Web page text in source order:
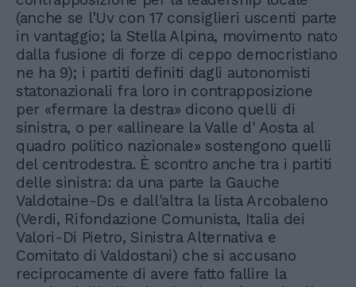
(anche se l'Uv con 17 consiglieri uscenti parte
in vantaggio; la Stella Alpina, movimento nato
dalla fusione di forze di ceppo democristiano
ne ha 9); i partiti definiti dagli autonomisti
statonazionali fra loro in contrapposizione
per «fermare la destra» dicono quelli di
sinistra, o per «allineare la Valle d' Aosta al
quadro politico nazionale» sostengono quelli
del centrodestra. È scontro anche tra i partiti
delle sinistra: da una parte la Gauche
Valdotaine-Ds e dall'altra la lista Arcobaleno
(Verdi, Rifondazione Comunista, Italia dei
Valori-Di Pietro, Sinistra Alternativa e
Comitato di Valdostani) che si accusano
reciprocamente di avere fatto fallire la